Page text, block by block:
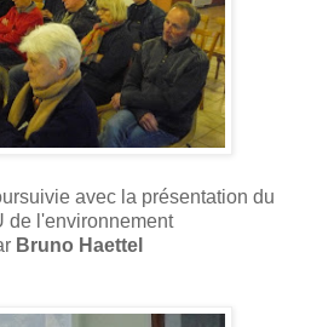
avec la présentation du
de l'environnement
Bruno Haettel